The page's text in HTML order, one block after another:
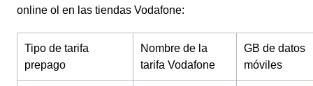
online ol en las tiendas Vodafone:
Tipo de tarifa
prepago
Nombre de la
tarifa Vodafone
GB de datos
móviles